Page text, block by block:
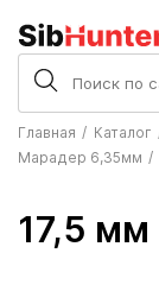
Главная Каталог
Марадер 6,35мм
17,5 мм